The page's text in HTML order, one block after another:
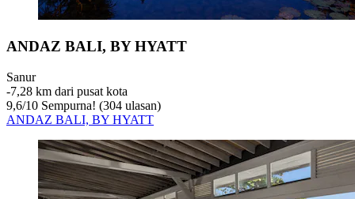
ANDAZ BALI, BY HYATT
Sanur
‐7,28 km dari pusat kota
9,6/10 Sempurna! (304 ulasan)
ANDAZ BALI, BY HYATT